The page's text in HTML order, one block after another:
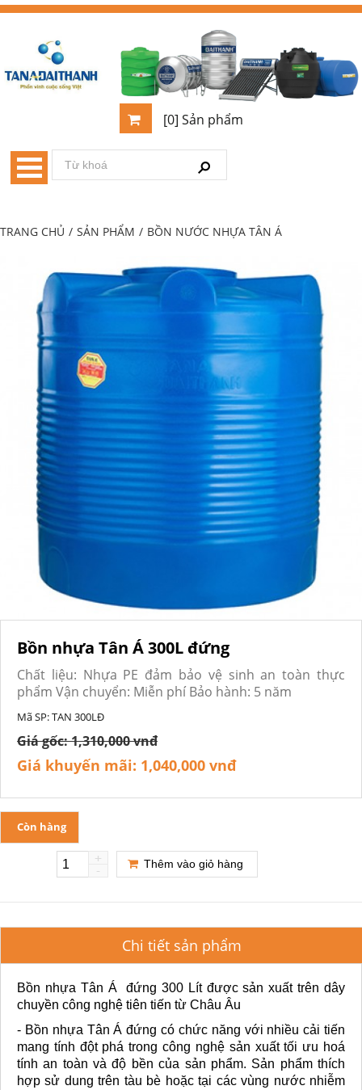
[0] Sản phẩm
TRANG CHỦ / SẢN PHẨM / BỒN NƯỚC NHỰA TÂN Á
Bồn nhựa Tân Á 300L đứng
Chất liệu: Nhựa PE đảm bảo vệ sinh an toàn thực
phẩm Vận chuyển: Miễn phí Bảo hành: 5 năm
Mã SP:TAN 300LĐ
Giá gốc:1,310,000 vnđ
Giá khuyến mãi: 1,040,000 vnđ
Còn hàng
-
+ Thêm vào giỏ hàng
Chi tiết sản phẩm
Bồn nhựa Tân Á đứng 300 Lít được sản xuất trên dây
chuyền công nghệ tiên tiến từ Châu Âu
- Bồn nhựa Tân Á đứng có chức năng với nhiều cải tiến
mang tính đột phá trong công nghệ sản xuất tối ưu hoá
tính an toàn và độ bền của sản phẩm. Sản phẩm thích
hợp sử dung trên tàu bè hoặc tại các vùng nước nhiễm